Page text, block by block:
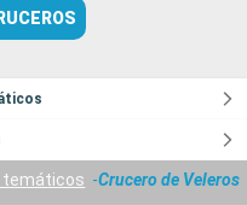
temáticos Crucero de Veleros